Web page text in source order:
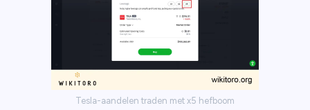
Tesla-aandelen traden met x5 hefboom